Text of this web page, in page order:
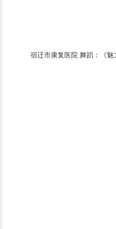
宿迁市康复医院 舞蹈：《魅